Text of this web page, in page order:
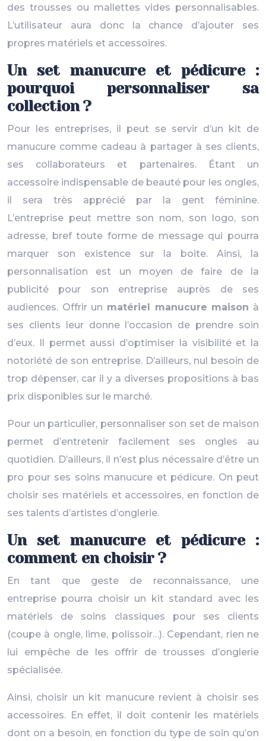
des trousses ou mallettes vides personnalisables.
L’utilisateur aura donc la chance d’ajouter ses
propres matériels et accessoires.
Un set manucure et pédicure :
pourquoi personnaliser sa
collection ?
Pour les entreprises, il peut se servir d’un kit de
manucure comme cadeau à partager à ses clients,
ses collaborateurs et partenaires. Étant un
accessoire indispensable de beauté pour les ongles,
il sera très apprécié par la gent féminine.
L’entreprise peut mettre son nom, son logo, son
adresse, bref toute forme de message qui pourra
marquer son existence sur la boite. Ainsi, la
personnalisation est un moyen de faire de la
publicité pour son entreprise auprès de ses
audiences. Offrir un matériel manucure maison à
ses clients leur donne l’occasion de prendre soin
d’eux. Il permet aussi d’optimiser la visibilité et la
notoriété de son entreprise. D’ailleurs, nul besoin de
trop dépenser, car il y a diverses propositions à bas
prix disponibles sur le marché.
Pour un particulier, personnaliser son set de maison
permet d’entretenir facilement ses ongles au
quotidien. D’ailleurs, il n’est plus nécessaire d’être un
pro pour ses soins manucure et pédicure. On peut
choisir ses matériels et accessoires, en fonction de
ses talents d’artistes d’onglerie.
Un set manucure et pédicure :
comment en choisir ?
En tant que geste de reconnaissance, une
entreprise pourra choisir un kit standard avec les
matériels de soins classiques pour ses clients
(coupe à ongle, lime, polissoir…). Cependant, rien ne
lui empêche de les offrir de trousses d’onglerie
spécialisée.
Ainsi, choisir un kit manucure revient à choisir ses
accessoires. En effet, il doit contenir les matériels
dont on a besoin, en fonction du type de soin qu’on